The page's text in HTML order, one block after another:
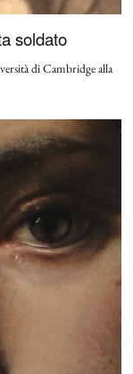
soldato
di Cambridge alla